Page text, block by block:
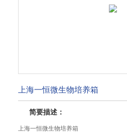
上海一恒微生物培养箱
简要描述：
上海一恒微生物培养箱